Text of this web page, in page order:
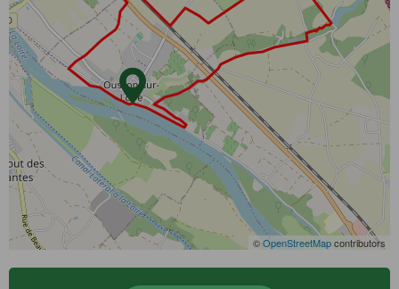
©OpenStreetMapcontributors